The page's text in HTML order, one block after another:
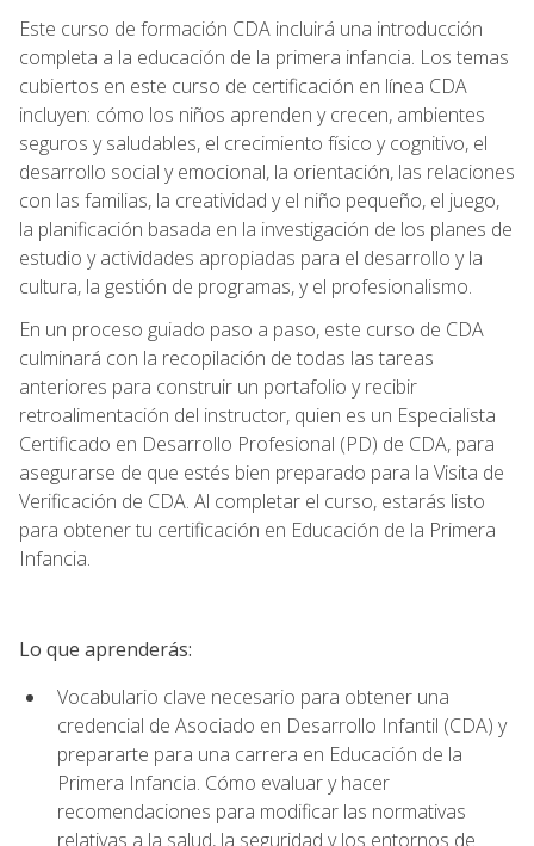
Este curso de formación CDA incluirá una introducción
completa a la educación de la primera infancia. Los temas
cubiertos en este curso de certificación en línea CDA
incluyen: cómo los niños aprenden y crecen, ambientes
seguros y saludables, el crecimiento físico y cognitivo, el
desarrollo social y emocional, la orientación, las relaciones
con las familias, la creatividad y el niño pequeño, el juego,
la planificación basada en la investigación de los planes de
estudio y actividades apropiadas para el desarrollo y la
cultura, la gestión de programas, y el profesionalismo.
En un proceso guiado paso a paso, este curso de CDA
culminará con la recopilación de todas las tareas
anteriores para construir un portafolio y recibir
retroalimentación del instructor, quien es un Especialista
Certificado en Desarrollo Profesional (PD) de CDA, para
asegurarse de que estés bien preparado para la Visita de
Verificación de CDA. Al completar el curso, estarás listo
para obtener tu certificación en Educación de la Primera
Infancia.
Lo que aprenderás:
Vocabulario clave necesario para obtener una
credencial de Asociado en Desarrollo Infantil (CDA) y
prepararte para una carrera en Educación de la
Primera Infancia. Cómo evaluar y hacer
recomendaciones para modificar las normativas
relativas a la salud, la seguridad y los entornos de